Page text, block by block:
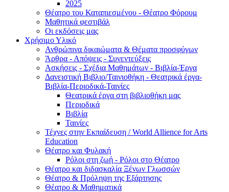
2025
Θέατρο του Καταπιεσμένου - Θέατρο Φόρουμ
Μαθητικά φεστιβάλ
Οι εκδόσεις μας
Χρήσιμο Υλικό
Ανθρώπινα δικαιώματα & Θέματα προσφύγων
Άρθρα - Απόψεις - Συνεντεύξεις
Ασκήσεις - Σχέδια Μαθημάτων - Βιβλία-Έργα
Δανειστική Βιβλιο/Ταινιοθήκη - Θεατρικά έργα-
Βιβλία-Περιοδικά-Ταινίες
Θεατρικά έργα στη βιβλιοθήκη μας
Περιοδικά
Βιβλία
Ταινίες
Τέχνες στην Εκπαίδευση / World Allience for Arts
Education
Θέατρο και Φυλακή
Ρόλοι στη ζωή - Ρόλοι στο Θέατρο
Θέατρο και διδασκαλία Ξένων Γλωσσών
Θέατρο & Πρόληψη της Εξάρτησης
Θέατρο & Μαθηματικά